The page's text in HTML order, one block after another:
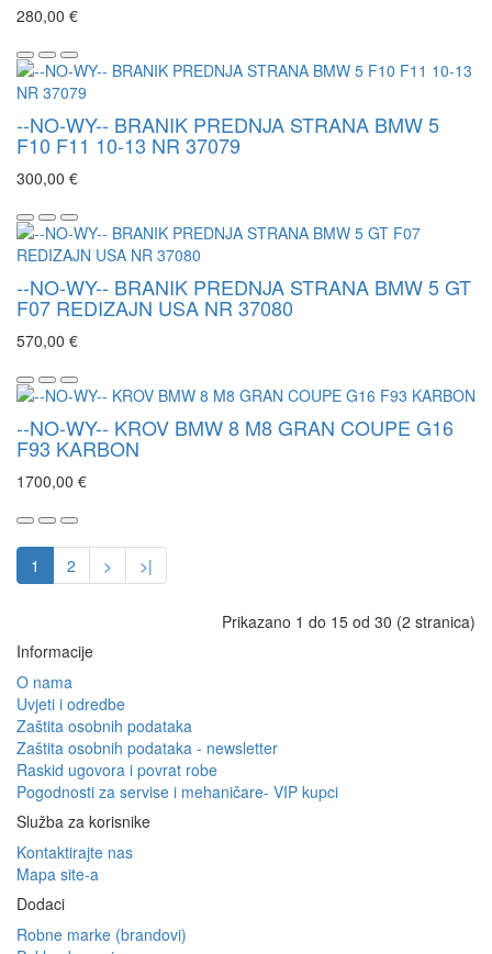
280,00 €
--NO-WY-- BRANIK PREDNJA STRANA BMW 5
F10 F11 10-13 NR 37079
300,00 €
--NO-WY-- BRANIK PREDNJA STRANA BMW 5 GT
F07 REDIZAJN USA NR 37080
570,00 €
--NO-WY-- KROV BMW 8 M8 GRAN COUPE G16
F93 KARBON
1700,00 €
1 2 > >|
Prikazano 1 do 15 od 30 (2 stranica)
Informacije
O nama
Uvjeti i odredbe
Zaštita osobnih podataka
Zaštita osobnih podataka - newsletter
Raskid ugovora i povrat robe
Pogodnosti za servise i mehaničare- VIP kupci
Služba za korisnike
Kontaktirajte nas
Mapa site-a
Dodaci
Robne marke (brandovi)